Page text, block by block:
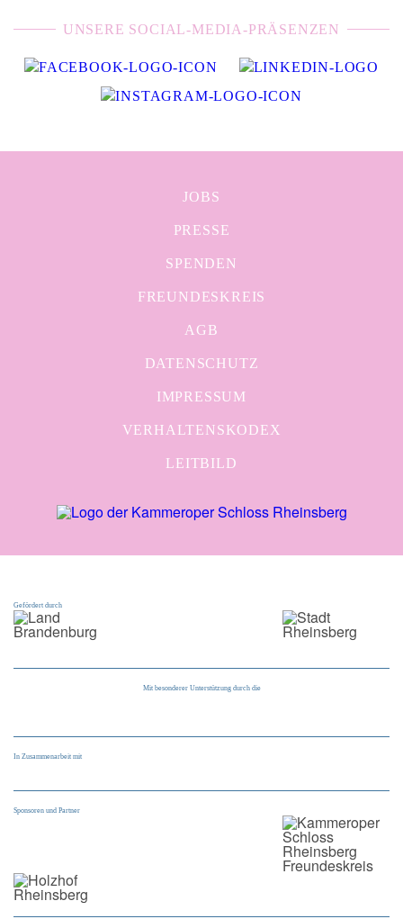
UNSERE SOCIAL-MEDIA-PRÄSENZEN
JOBS
PRESSE
SPENDEN
FREUNDESKREIS
AGB
DATENSCHUTZ
IMPRESSUM
VERHALTENSKODEX
LEITBILD
Gefördert durch
Mit besonderer Unterstützung durch die
In Zusammenarbeit mit
Sponsoren und Partner